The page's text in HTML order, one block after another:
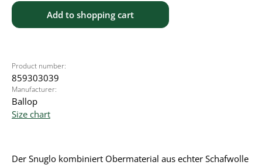
Add to shopping cart
Product number:
859303039
Manufacturer:
Ballop
Size chart
Der Snuglo kombiniert Obermaterial aus echter Schafwolle